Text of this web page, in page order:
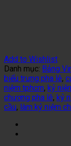
Add to Wishlist
Danh mục: Bảng
biểu trưng pha lê,
niệm tphcm, kỷ
chương pha lê, kỷ
cầu, làm kỷ niệm